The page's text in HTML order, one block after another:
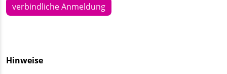
verbindliche Anmeldung
Hinweise